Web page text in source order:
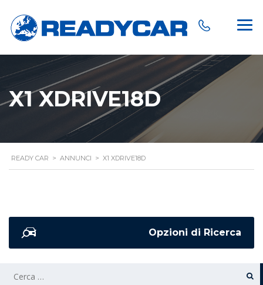
X1 XDRIVE18D
READY CAR > ANNUNCI > X1 XDRIVE18D
Opzioni di Ricerca
RICERCA